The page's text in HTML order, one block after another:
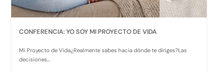
CONFERENCIA: YO SOY MI PROYECTO DE VIDA
Mi Proyecto de Vida¿Realmente sabes hacia dónde te diriges?Las
decisiones...